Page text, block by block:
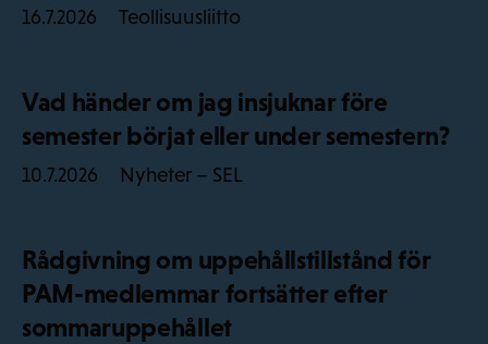
16.7.2026 Teollisuusliitto
Vad händer om jag insjuknar före
semester börjat eller under semestern?
10.7.2026 Nyheter – SEL
Rådgivning om uppehållstillstånd för
PAM-medlemmar fortsätter efter
sommaruppehållet